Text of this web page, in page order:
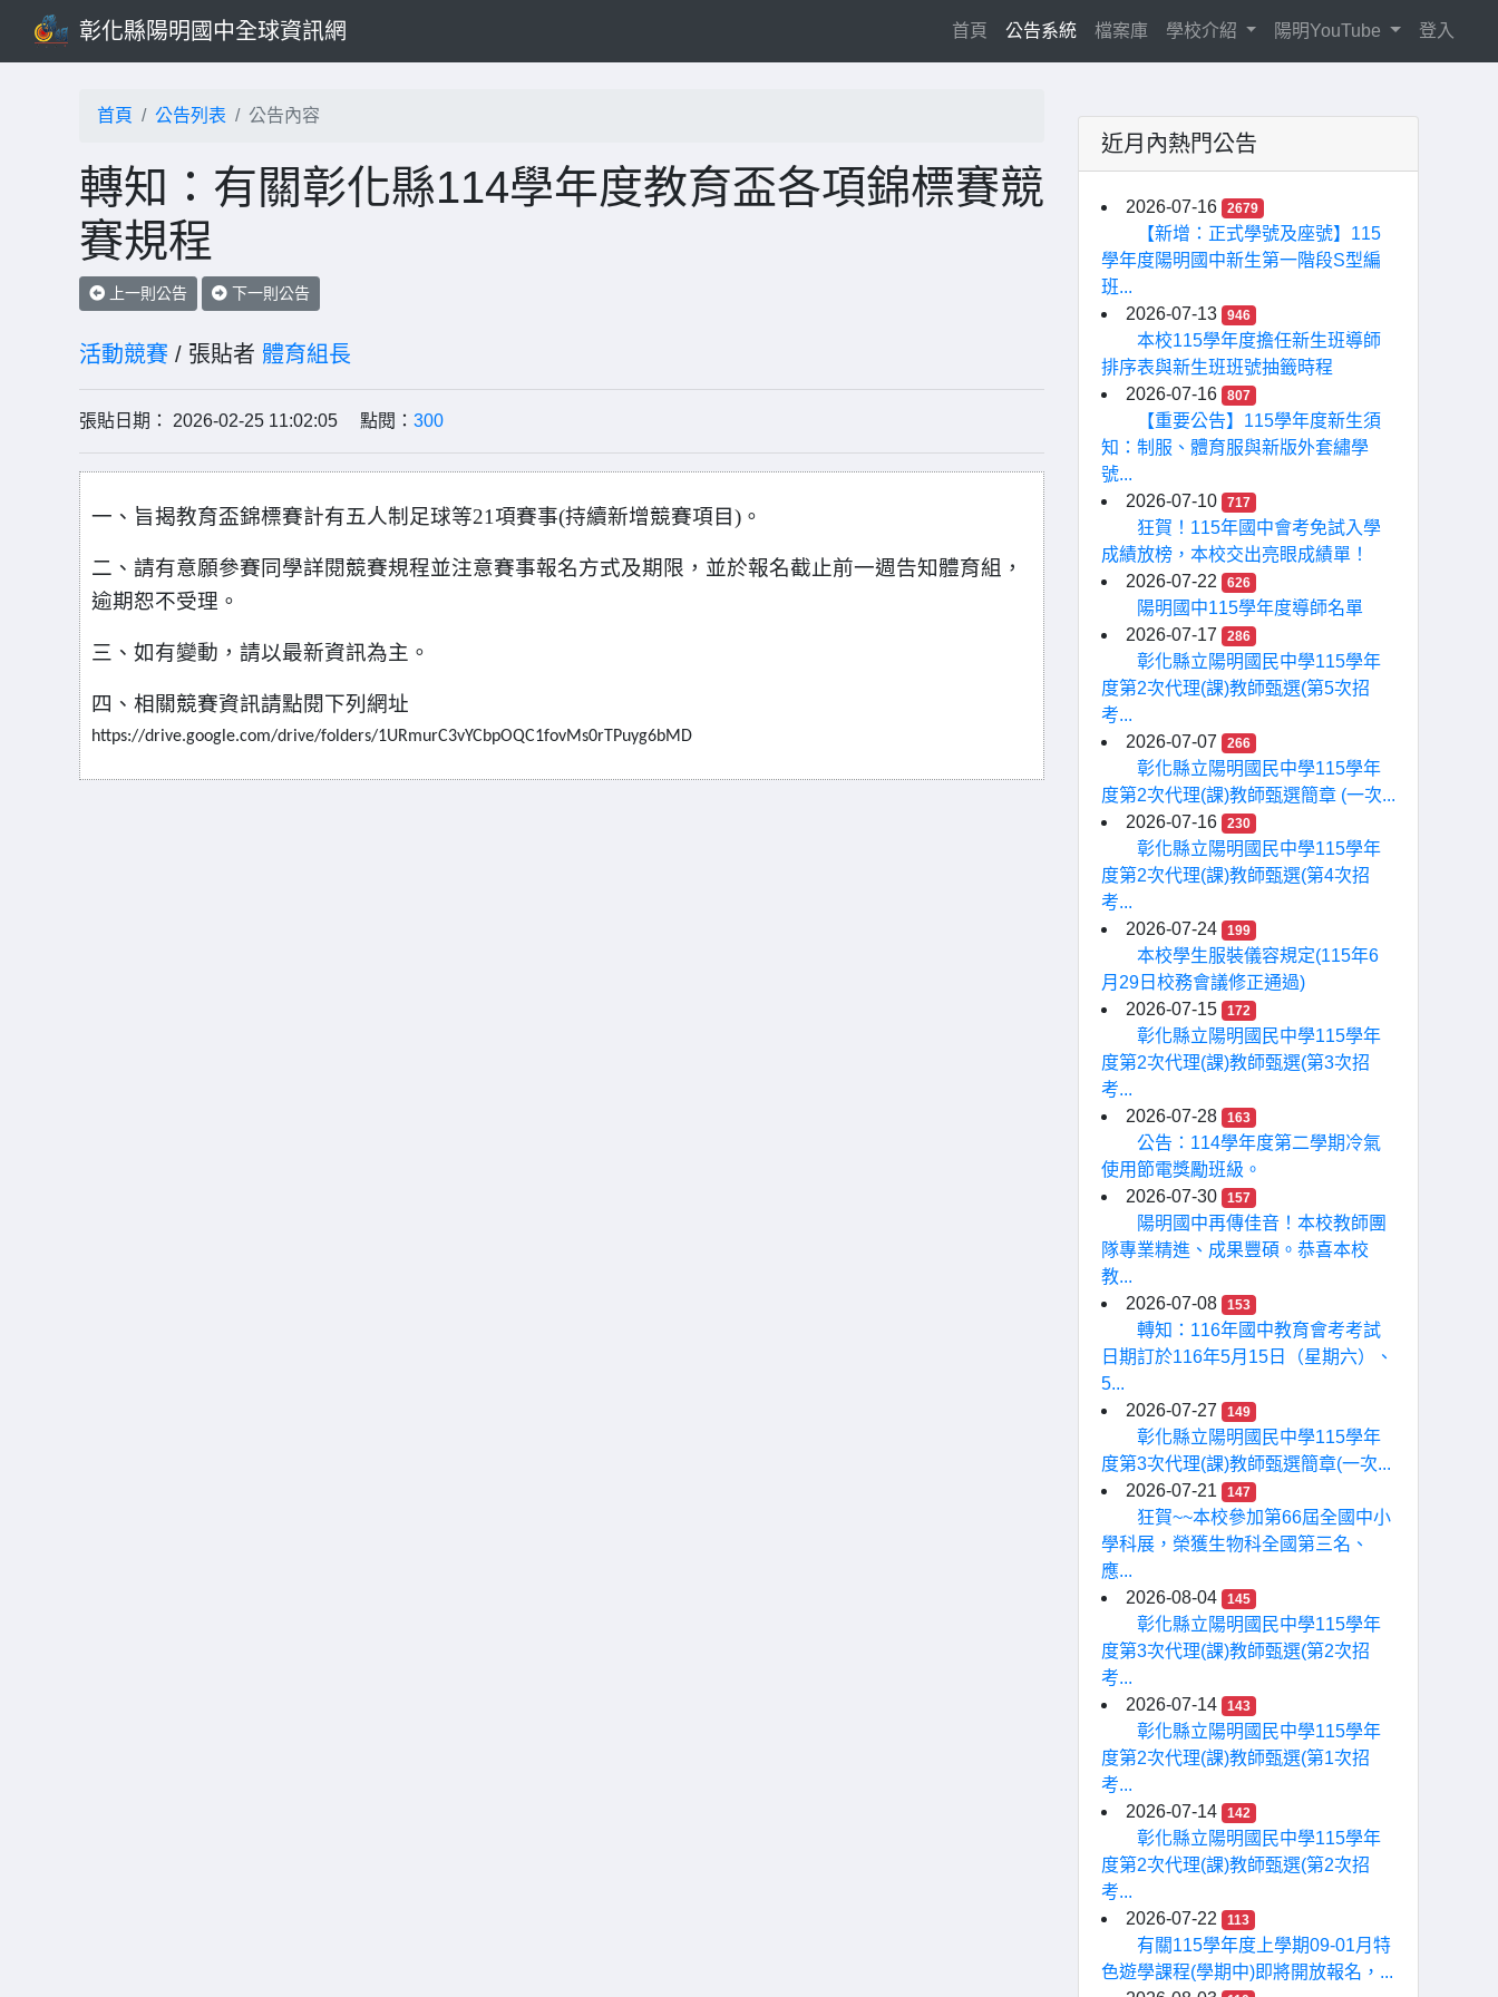
彰化縣陽明國中全球資訊網 首頁(current)
公告系統 檔案庫 學校介紹 陽明YouTube 登入
首頁 公告列表 公告內容
轉知：有關彰化縣114學年度教育盃各項錦標賽競
賽規程
上一則公告 下一則公告
活動競賽 / 張貼者 體育組長
張貼日期： 2026-02-25 11:02:05 點閱： 300
一、旨揭教育盃錦標賽計有五人制足球等21項賽事(持續新增競賽項目)。
二、請有意願參賽同學詳閱競賽規程並注意賽事報名方式及期限，並於報名截止前一週告知體育組，
逾期恕不受理。
三、如有變動，請以最新資訊為主。
四、相關競賽資訊請點閱下列網址
https://drive.google.com/drive/folders/1URmurC3vYCbpOQC1fovMs0rTPuyg6bMD
近月內熱門公告
2026-07-16 2679
【新增：正式學號及座號】115
學年度陽明國中新生第一階段S型編
班...
2026-07-13
946
本校115學年度擔任新生班導師
排序表與新生班班號抽籤時程
2026-07-16
807
【重要公告】115學年度新生須
知：制服、體育服與新版外套繡學
號...
2026-07-10
717
狂賀！115年國中會考免試入學
成績放榜，本校交出亮眼成績單！
2026-07-22
626
陽明國中115學年度導師名單
2026-07-17
286
彰化縣立陽明國民中學115學年
度第2次代理(課)教師甄選(第5次招
考...
2026-07-07
266
彰化縣立陽明國民中學115學年
度第2次代理(課)教師甄選簡章 (一次...
2026-07-16
230
彰化縣立陽明國民中學115學年
度第2次代理(課)教師甄選(第4次招
考...
2026-07-24
199
本校學生服裝儀容規定(115年6
月29日校務會議修正通過)
2026-07-15
172
彰化縣立陽明國民中學115學年
度第2次代理(課)教師甄選(第3次招
考...
2026-07-28
163
公告：114學年度第二學期冷氣
使用節電獎勵班級。
2026-07-30
157
陽明國中再傳佳音！本校教師團
隊專業精進、成果豐碩。恭喜本校
教...
2026-07-08
153
轉知：116年國中教育會考考試
日期訂於116年5月15日（星期六）、
5...
2026-07-27
149
彰化縣立陽明國民中學115學年
度第3次代理(課)教師甄選簡章(一次...
2026-07-21
147
狂賀~~本校參加第66屆全國中小
學科展，榮獲生物科全國第三名、
應...
2026-08-04
145
彰化縣立陽明國民中學115學年
度第3次代理(課)教師甄選(第2次招
考...
2026-07-14
143
彰化縣立陽明國民中學115學年
度第2次代理(課)教師甄選(第1次招
考...
2026-07-14
142
彰化縣立陽明國民中學115學年
度第2次代理(課)教師甄選(第2次招
考...
2026-07-22
113
有關115學年度上學期09-01月特
色遊學課程(學期中)即將開放報名，...